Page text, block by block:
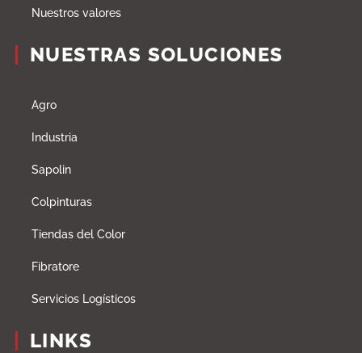
Nuestros valores
NUESTRAS SOLUCIONES
Agro
Industria
Sapolin
Colpinturas
Tiendas del Color
Fibratore
Servicios Logísticos
LINKS